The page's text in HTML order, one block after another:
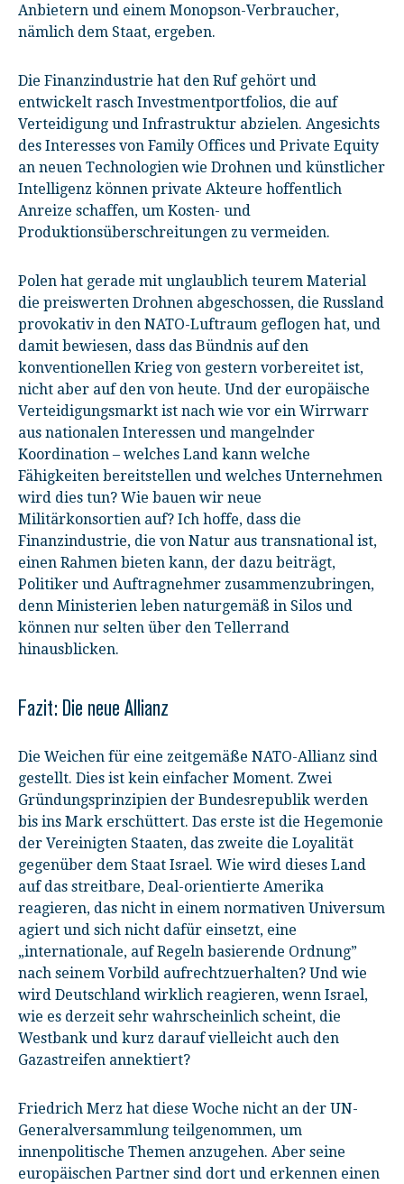
Anbietern und einem Monopson-Verbraucher,
nämlich dem Staat, ergeben.
Die Finanzindustrie hat den Ruf gehört und
entwickelt rasch Investmentportfolios, die auf
Verteidigung und Infrastruktur abzielen. Angesichts
des Interesses von Family Offices und Private Equity
an neuen Technologien wie Drohnen und künstlicher
Intelligenz können private Akteure hoffentlich
Anreize schaffen, um Kosten- und
Produktionsüberschreitungen zu vermeiden.
Polen hat gerade mit unglaublich teurem Material
die preiswerten Drohnen abgeschossen, die Russland
provokativ in den NATO-Luftraum geflogen hat, und
damit bewiesen, dass das Bündnis auf den
konventionellen Krieg von gestern vorbereitet ist,
nicht aber auf den von heute. Und der europäische
Verteidigungsmarkt ist nach wie vor ein Wirrwarr
aus nationalen Interessen und mangelnder
Koordination – welches Land kann welche
Fähigkeiten bereitstellen und welches Unternehmen
wird dies tun? Wie bauen wir neue
Militärkonsortien auf? Ich hoffe, dass die
Finanzindustrie, die von Natur aus transnational ist,
einen Rahmen bieten kann, der dazu beiträgt,
Politiker und Auftragnehmer zusammenzubringen,
denn Ministerien leben naturgemäß in Silos und
können nur selten über den Tellerrand
hinausblicken.
Fazit: Die neue Allianz
Die Weichen für eine zeitgemäße NATO-Allianz sind
gestellt. Dies ist kein einfacher Moment. Zwei
Gründungsprinzipien der Bundesrepublik werden
bis ins Mark erschüttert. Das erste ist die Hegemonie
der Vereinigten Staaten, das zweite die Loyalität
gegenüber dem Staat Israel. Wie wird dieses Land
auf das streitbare, Deal-orientierte Amerika
reagieren, das nicht in einem normativen Universum
agiert und sich nicht dafür einsetzt, eine
„internationale, auf Regeln basierende Ordnung”
nach seinem Vorbild aufrechtzuerhalten? Und wie
wird Deutschland wirklich reagieren, wenn Israel,
wie es derzeit sehr wahrscheinlich scheint, die
Westbank und kurz darauf vielleicht auch den
Gazastreifen annektiert?
Friedrich Merz hat diese Woche nicht an der UN-
Generalversammlung teilgenommen, um
innenpolitische Themen anzugehen. Aber seine
europäischen Partner sind dort und erkennen einen